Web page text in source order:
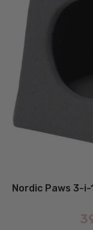
Nordic Paws 3-